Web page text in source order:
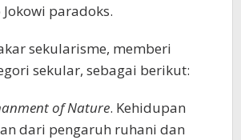
paradoks.
sekularisme, memberi
sekular, sebagai berikut:
of Nature. Kehidupan
dari pengaruh ruhani dan